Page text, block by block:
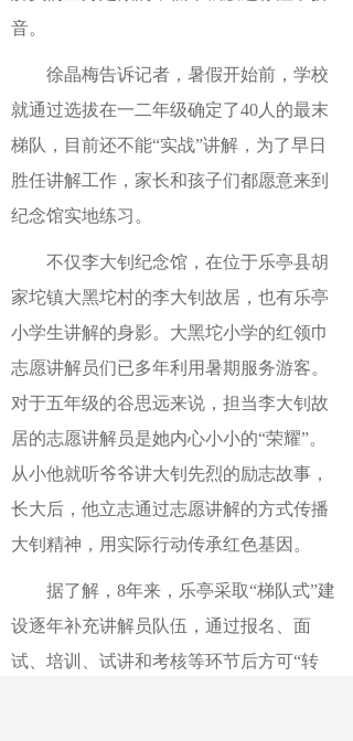
音。
徐晶梅告诉记者，暑假开始前，学校
就通过选拔在一二年级确定了40人的最末
梯队，目前还不能“实战”讲解，为了早日
胜任讲解工作，家长和孩子们都愿意来到
纪念馆实地练习。
不仅李大钊纪念馆，在位于乐亭县胡
家坨镇大黑坨村的李大钊故居，也有乐亭
小学生讲解的身影。大黑坨小学的红领巾
志愿讲解员们已多年利用暑期服务游客。
对于五年级的谷思远来说，担当李大钊故
居的志愿讲解员是她内心小小的“荣耀”。
从小他就听爷爷讲大钊先烈的励志故事，
长大后，他立志通过志愿讲解的方式传播
大钊精神，用实际行动传承红色基因。
据了解，8年来，乐亭采取“梯队式”建
设逐年补充讲解员队伍，通过报名、面
试、培训、试讲和考核等环节后方可“转